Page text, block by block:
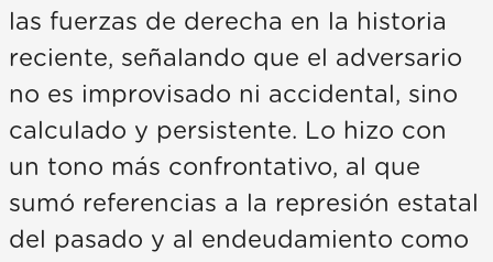
las fuerzas de derecha en la historia
reciente, señalando que el adversario
no es improvisado ni accidental, sino
calculado y persistente. Lo hizo con
un tono más confrontativo, al que
sumó referencias a la represión estatal
del pasado y al endeudamiento como